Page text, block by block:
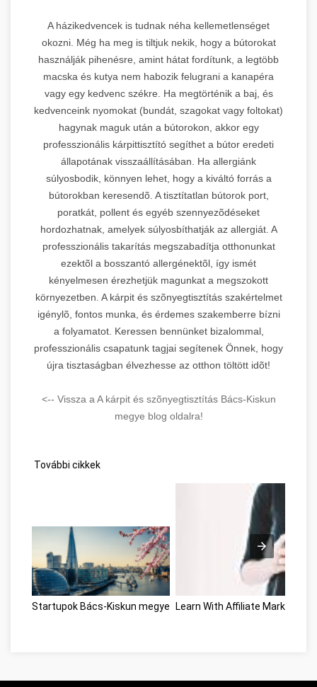
A házikedvencek is tudnak néha kellemetlenséget
okozni. Még ha meg is tiltjuk nekik, hogy a bútorokat
használják pihenésre, amint hátat fordítunk, a legtöbb
macska és kutya nem habozik felugrani a kanapéra
vagy egy kedvenc székre. Ha megtörténik a baj, és
kedvenceink nyomokat (bundát, szagokat vagy foltokat)
hagynak maguk után a bútorokon, akkor egy
professzionális kárpittisztító segíthet a bútor eredeti
állapotának visszaállításában. Ha allergiánk
súlyosbodik, könnyen lehet, hogy a kiváltó forrás a
bútorokban keresendõ. A tisztítatlan bútorok port,
poratkát, pollent és egyéb szennyezõdéseket
hordozhatnak, amelyek súlyosbíthatják az allergiát. A
professzionális takarítás megszabadítja otthonunkat
ezektõl a bosszantó allergénektõl, így ismét
kényelmesen érezhetjük magunkat a megszokott
környezetben. A kárpit és szõnyegtisztítás szakértelmet
igénylõ, fontos munka, és érdemes szakemberre bízni
a folyamatot. Keressen bennünket bizalommal,
professzionális csapatunk tagjai segítenek Önnek, hogy
újra tisztaságban élvezhesse az otthon töltött idõt!
<-- Vissza a A kárpit és szõnyegtisztítás Bács-Kiskun
megye blog oldalra!
További cikkek
Startupok Bács-Kiskun megye Learn With Affiliate Marketing